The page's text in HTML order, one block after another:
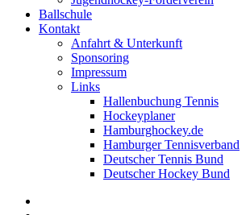
Ballschule
Kontakt
Anfahrt & Unterkunft
Sponsoring
Impressum
Links
Hallenbuchung Tennis
Hockeyplaner
Hamburghockey.de
Hamburger Tennisverband
Deutscher Tennis Bund
Deutscher Hockey Bund